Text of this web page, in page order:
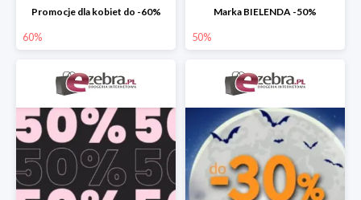
Promocje dla kobiet do -60%
60%
Marka BIELENDA -50%
50%